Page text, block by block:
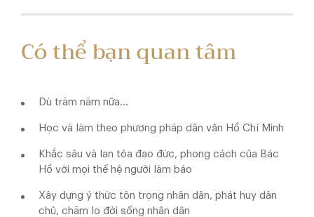
Có thể bạn quan tâm
Dù trăm năm nữa…
Học và làm theo phương pháp dân vận Hồ Chí Minh
Khắc sâu và lan tỏa đạo đức, phong cách của Bác
Hồ với mọi thế hệ người làm báo
Xây dựng ý thức tôn trọng nhân dân, phát huy dân
chủ, chăm lo đời sống nhân dân